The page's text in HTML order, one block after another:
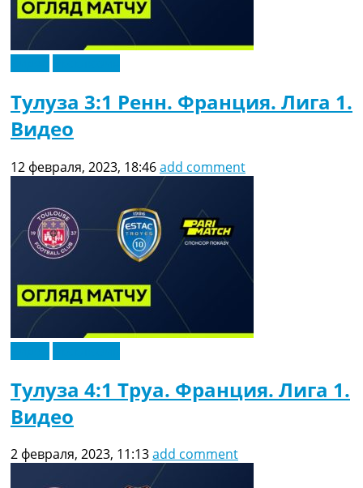
Тулуза 3:1 Ренн. Франция. Лига 1.
Видео
12 февраля, 2023, 18:46add comment
Тулуза 4:1 Труа. Франция. Лига 1.
Видео
2 февраля, 2023, 11:13add comment